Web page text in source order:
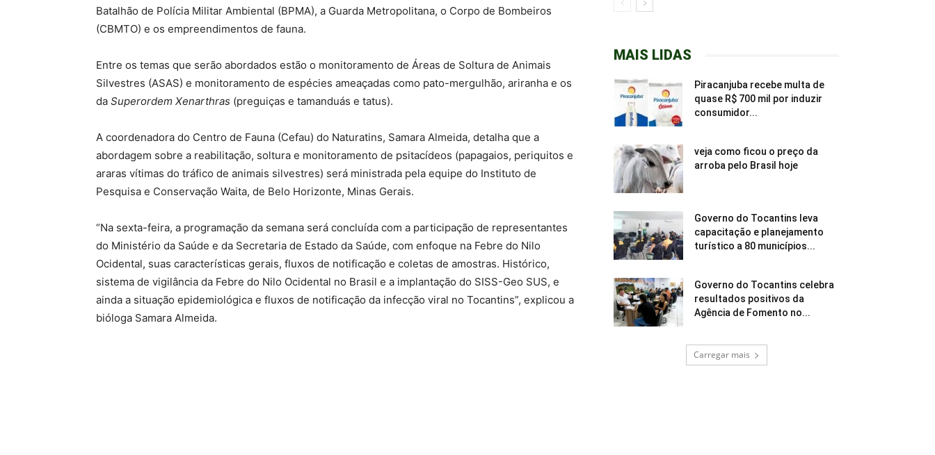
Batalhão de Polícia Militar Ambiental (BPMA), a Guarda Metropolitana, o Corpo de Bombeiros
(CBMTO) e os empreendimentos de fauna.
Entre os temas que serão abordados estão o monitoramento de Áreas de Soltura de Animais
Silvestres (ASAS) e monitoramento de espécies ameaçadas como pato-mergulhão, ariranha e os
da Superordem Xenarthras (preguiças e tamanduás e tatus).
A coordenadora do Centro de Fauna (Cefau) do Naturatins, Samara Almeida, detalha que a
abordagem sobre a reabilitação, soltura e monitoramento de psitacídeos (papagaios, periquitos e
araras vítimas do tráfico de animais silvestres) será ministrada pela equipe do Instituto de
Pesquisa e Conservação Waita, de Belo Horizonte, Minas Gerais.
“Na sexta-feira, a programação da semana será concluída com a participação de representantes
do Ministério da Saúde e da Secretaria de Estado da Saúde, com enfoque na Febre do Nilo
Ocidental, suas características gerais, fluxos de notificação e coletas de amostras. Histórico,
sistema de vigilância da Febre do Nilo Ocidental no Brasil e a implantação do SISS-Geo SUS, e
ainda a situação epidemiológica e fluxos de notificação da infecção viral no Tocantins”, explicou a
bióloga Samara Almeida.
MAIS LIDAS
Piracanjuba recebe multa de
quase R$ 700 mil por induzir
consumidor...
veja como ficou o preço da
arroba pelo Brasil hoje
Governo do Tocantins leva
capacitação e planejamento
turístico a 80 municípios...
Governo do Tocantins celebra
resultados positivos da
Agência de Fomento no...
Carregar mais